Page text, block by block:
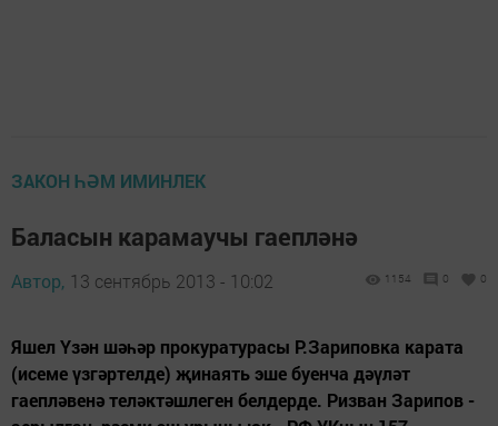
ЗАКОН ҺӘМ ИМИНЛЕК
Баласын карамаучы гаепләнә
Автор, 13 сентябрь 2013 - 10:02 1154 0 0
Яшел Үзән шәһәр прокуратурасы Р.Зариповка карата
(исеме үзгәртелде) җинаять эше буенча дәүләт
гаепләвенә теләктәшлеген белдерде. Ризван Зарипов -